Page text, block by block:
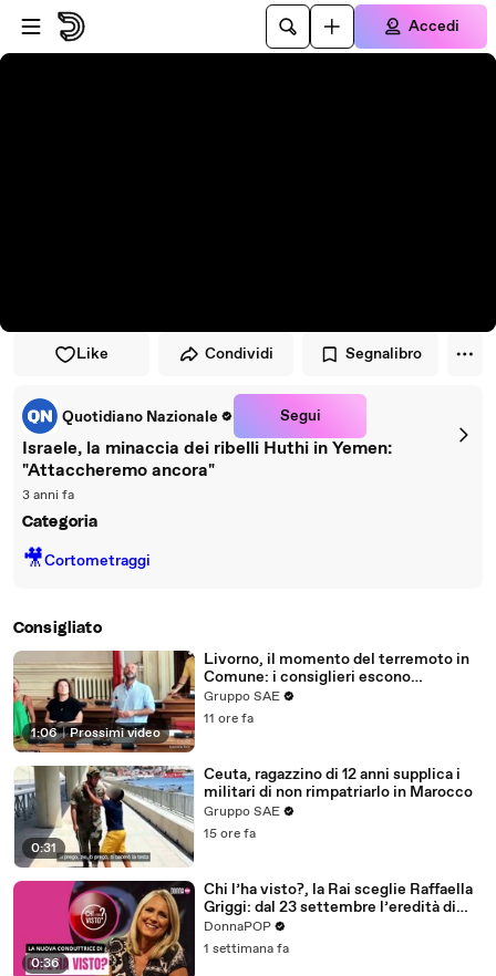
Vai al lettore
Passa al contenuto principale
Accedi
Like Condividi Segnalibro
Quotidiano Nazionale Segui
Israele, la minaccia dei ribelli Huthi in Yemen:
"Attaccheremo ancora"
3 anni fa
Categoria
🎥Cortometraggi
Consigliato
1:06 | Prossimi video
Livorno, il momento del terremoto in
Comune: i consiglieri escono
dall'edificio - "State calmi, niente
panico"
Gruppo SAE
11 ore fa
0:31
Ceuta, ragazzino di 12 anni supplica i
militari di non rimpatriarlo in Marocco
Gruppo SAE
15 ore fa
0:36
Chi l’ha visto?, la Rai sceglie Raffaella
Griggi: dal 23 settembre l’eredità di
Federica Sciarelli
DonnaPOP
1 settimana fa